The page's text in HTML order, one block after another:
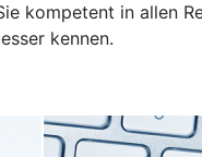
kompetent in allen
kennen.